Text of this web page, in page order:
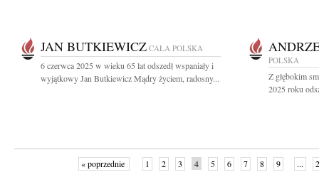
JAN BUTKIEWICZ CAŁA POLSKA
6 czerwca 2025 w wieku 65 lat odszedł wspaniały i
wyjątkowy Jan Butkiewicz Mądry życiem, radosny...
POLSKA
Z głębokim
2025 roku
« poprzednie 1 2 3 4 5 6 7 8 9 ...